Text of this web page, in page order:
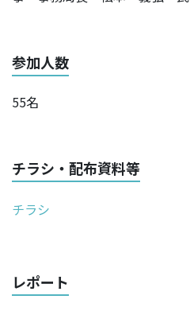
参加人数
55名
チラシ・配布資料等
チラシ
レポート